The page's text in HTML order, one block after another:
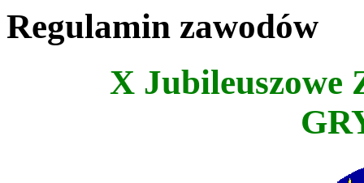
Regulamin zawodów
X Jubileuszowe